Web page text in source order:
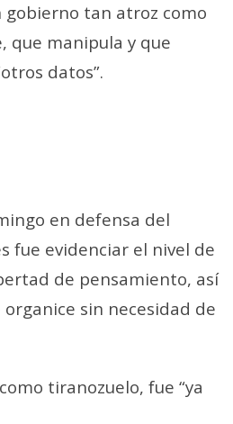
gobierno tan atroz como
que manipula y que
datos”.
en defensa del
fue evidenciar el nivel de
de pensamiento, así
sin necesidad de
tiranozuelo, fue “ya